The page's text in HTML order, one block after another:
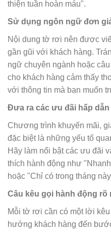
thiện tuần hoàn máu".
Sử dụng ngôn ngữ đơn
Nội dung tờ rơi nên được
gần gũi với khách hàng.
ngữ chuyên ngành hoặc
cho khách hàng cảm thấy
với thông tin mà bạn muốn
Đưa ra các ưu đãi hấp dẫn
Chương trình khuyến mãi,
đặc biệt là những yếu tố
Hãy làm nổi bật các ưu đãi
thích hành động như
hoặc "Chỉ có trong tháng
Câu kêu gọi hành động rõ
Mỗi tờ rơi cần có một lời
hướng khách hàng đến